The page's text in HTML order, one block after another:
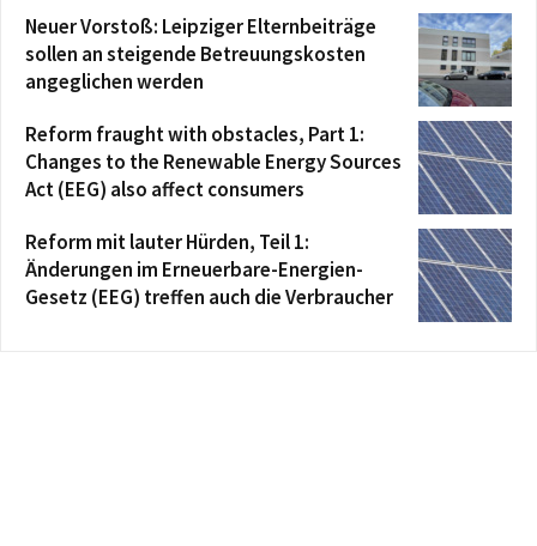
Neuer Vorstoß: Leipziger Elternbeiträge
sollen an steigende Betreuungskosten
angeglichen werden
Reform fraught with obstacles, Part 1:
Changes to the Renewable Energy Sources
Act (EEG) also affect consumers
Reform mit lauter Hürden, Teil 1:
Änderungen im Erneuerbare-Energien-
Gesetz (EEG) treffen auch die Verbraucher